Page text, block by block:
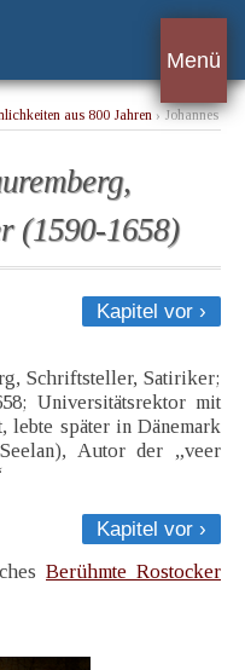
Menü
aus 800 Jahren › Johannes
(1590-1658)
Kapitel vor ›
Schriftsteller, Satiriker;
Universitätsrektor mit
lebte später in Dänemark
Autor der „veer
Kapitel vor ›
Berühmte Rostocker